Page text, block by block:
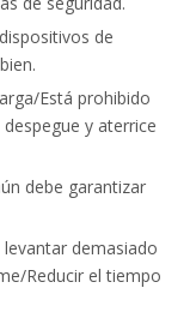
de
Está prohibido
y aterrice
debe garantizar
demasiado
Reducir el tiempo